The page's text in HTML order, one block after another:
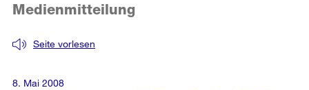
Seite vorlesen
Medienmitteilung
8. Mai 2008